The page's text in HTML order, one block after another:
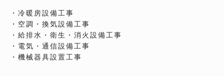
・冷暖房設備工事
・空調・換気設備工事
・給排水・衛生・消火設備工事
・電気・通信設備工事
・機械器具設置工事